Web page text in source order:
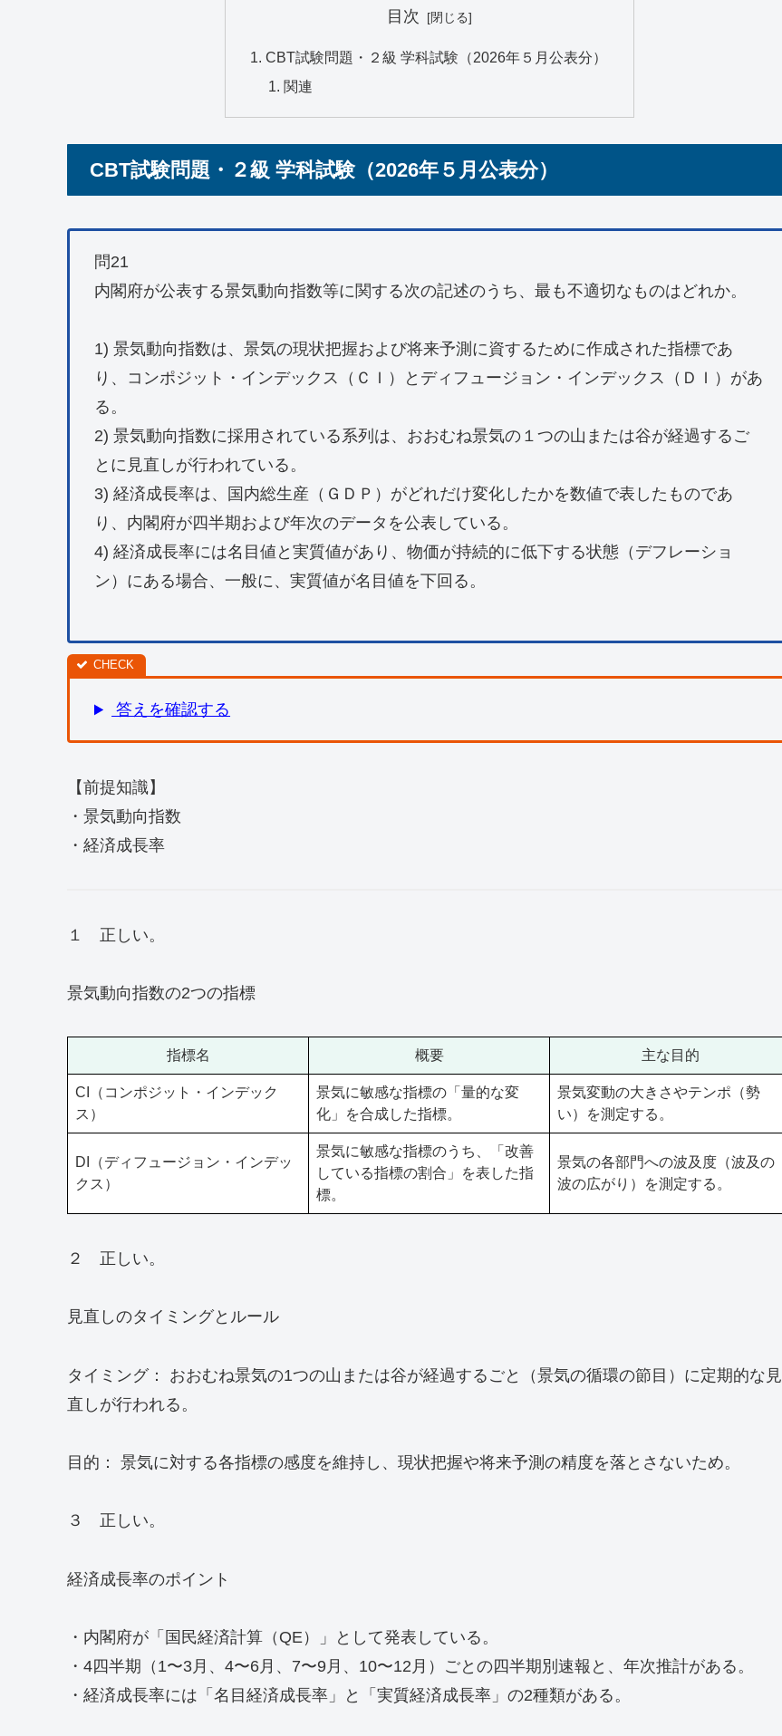
目次
CBT試験問題・２級 学科試験（2026年５月公表分）
関連
CBT試験問題・２級 学科試験（2026年５月公表分）
問21
内閣府が公表する景気動向指数等に関する次の記述のうち、最も不適切なものはどれか。
1) 景気動向指数は、景気の現状把握および将来予測に資するために作成された指標であ
り、コンポジット・インデックス（ＣＩ）とディフュージョン・インデックス（ＤＩ）があ
る。
2) 景気動向指数に採用されている系列は、おおむね景気の１つの山または谷が経過するご
とに見直しが行われている。
3) 経済成長率は、国内総生産（ＧＤＰ）がどれだけ変化したかを数値で表したものであ
り、内閣府が四半期および年次のデータを公表している。
4) 経済成長率には名目値と実質値があり、物価が持続的に低下する状態（デフレーショ
ン）にある場合、一般に、実質値が名目値を下回る。
答えを確認する
【前提知識】
・景気動向指数
・経済成長率
１ 正しい。
景気動向指数の2つの指標
指標名 概要 主な目的
CI（コンポジット・インデック
ス）
景気に敏感な指標の「量的な変
化」を合成した指標。
景気変動の大きさやテンポ（勢
い）を測定する。
DI（ディフュージョン・インデッ
クス）
景気に敏感な指標のうち、「改善
している指標の割合」を表した指
標。
景気の各部門への波及度（波及の
波の広がり）を測定する。
２ 正しい。
見直しのタイミングとルール
タイミング： おおむね景気の1つの山または谷が経過するごと（景気の循環の節目）に定期的な見
直しが行われる。
目的： 景気に対する各指標の感度を維持し、現状把握や将来予測の精度を落とさないため。
３ 正しい。
経済成長率のポイント
・内閣府が「国民経済計算（QE）」として発表している。
・4四半期（1〜3月、4〜6月、7〜9月、10〜12月）ごとの四半期別速報と、年次推計がある。
・経済成長率には「名目経済成長率」と「実質経済成長率」の2種類がある。